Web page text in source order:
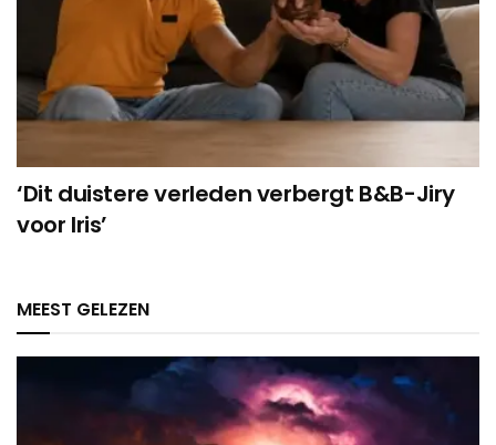
‘Dit duistere verleden verbergt B&B-Jiry
voor Iris’
MEEST GELEZEN